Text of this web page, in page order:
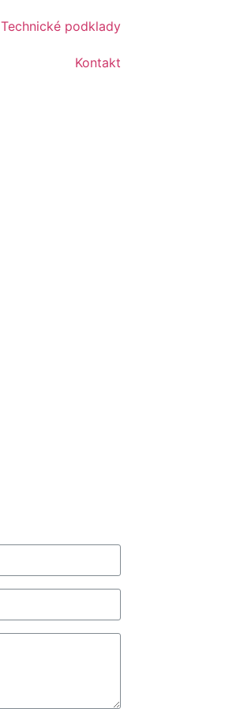
Technické podklady
Kontakt